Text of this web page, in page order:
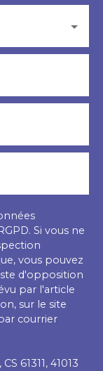
Si vous ne
vous pouvez
d'opposition
par l'article
sur le site
courrier
61311, 41013